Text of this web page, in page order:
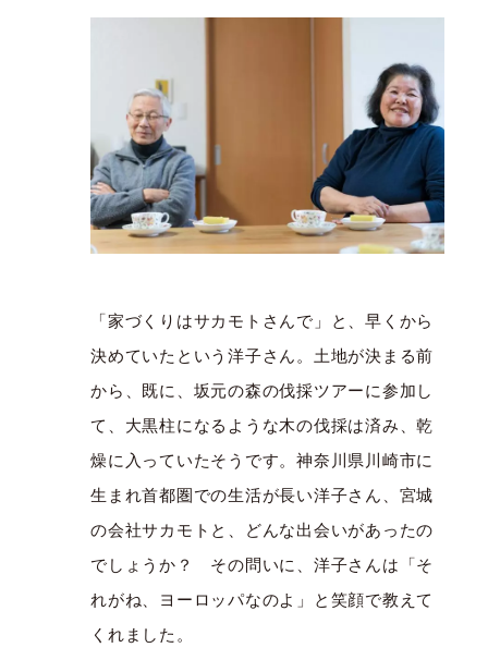
「家づくりはサカモトさんで」と、早くから
決めていたという洋子さん。土地が決まる前
から、既に、坂元の森の伐採ツアーに参加し
て、大黒柱になるような木の伐採は済み、乾
燥に入っていたそうです。神奈川県川崎市に
生まれ首都圏での生活が長い洋子さん、宮城
の会社サカモトと、どんな出会いがあったの
でしょうか？ その問いに、洋子さんは「そ
れがね、ヨーロッパなのよ」と笑顔で教えて
くれました。